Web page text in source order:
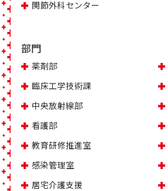
関節外科センター
部門
薬剤部
臨床工学技術課
中央放射線部
看護部
教育研修推進室
感染管理室
居宅介護支援